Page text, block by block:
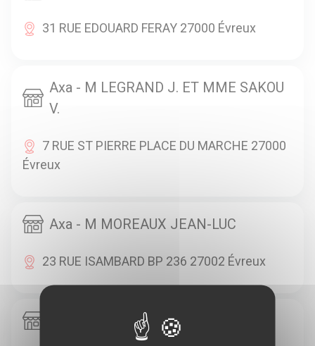
31 RUE EDOUARD FERAY 27000 Évreux
Axa - M LEGRAND J. ET MME SAKOU
V.
7 RUE ST PIERRE PLACE DU MARCHE 27000
Évreux
Axa - M MOREAUX JEAN-LUC
23 RUE ISAMBARD BP 236 27002 Évreux
Axa - M HERAULT JEAN-PASCAL